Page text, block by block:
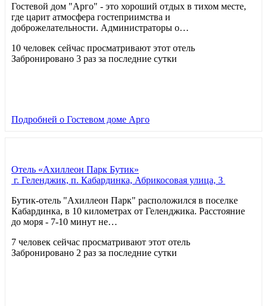
Гостевой дом "Арго" - это хороший отдых в тихом месте,
где царит атмосфера гостеприимства и
доброжелательности. Администраторы о…
10 человек сейчас просматривают этот отель
Забронировано 3 раз за последние сутки
Подробней о Гостевом доме Арго
Отель «Ахиллеон Парк Бутик»
г. Геленджик, п. Кабардинка, Абрикосовая улица, 3
Бутик-отель "Ахиллеон Парк" расположился в поселке
Кабардинка, в 10 километрах от Геленджика. Расстояние
до моря - 7-10 минут не…
7 человек сейчас просматривают этот отель
Забронировано 2 раз за последние сутки